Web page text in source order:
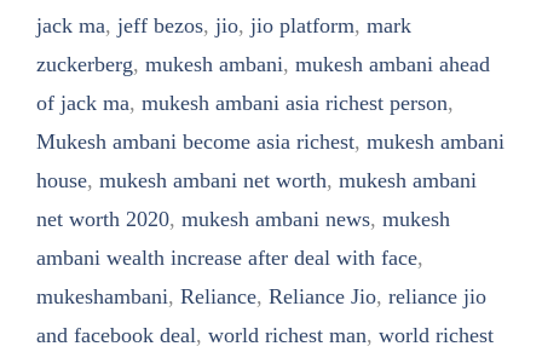
jack ma, jeff bezos, jio, jio platform, mark
zuckerberg, mukesh ambani, mukesh ambani ahead
of jack ma, mukesh ambani asia richest person,
Mukesh ambani become asia richest, mukesh ambani
house, mukesh ambani net worth, mukesh ambani
net worth 2020, mukesh ambani news, mukesh
ambani wealth increase after deal with face,
mukeshambani, Reliance, Reliance Jio, reliance jio
and facebook deal, world richest man, world richest